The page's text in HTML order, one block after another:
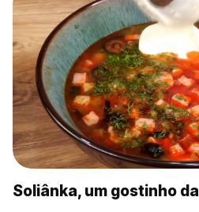
Soliânka, um gostinho